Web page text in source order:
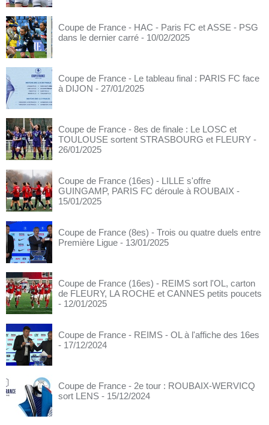
Coupe de France - HAC - Paris FC et ASSE - PSG
dans le dernier carré - 10/02/2025
Coupe de France - Le tableau final : PARIS FC face
à DIJON - 27/01/2025
Coupe de France - 8es de finale : Le LOSC et
TOULOUSE sortent STRASBOURG et FLEURY -
26/01/2025
Coupe de France (16es) - LILLE s'offre
GUINGAMP, PARIS FC déroule à ROUBAIX -
15/01/2025
Coupe de France (8es) - Trois ou quatre duels entre
Première Ligue - 13/01/2025
Coupe de France (16es) - REIMS sort l'OL, carton
de FLEURY, LA ROCHE et CANNES petits poucets
- 12/01/2025
Coupe de France - REIMS - OL à l'affiche des 16es
- 17/12/2024
Coupe de France - 2e tour : ROUBAIX-WERVICQ
sort LENS - 15/12/2024